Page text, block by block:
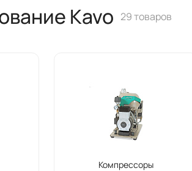
Kavo 29 товаров
Компрессоры